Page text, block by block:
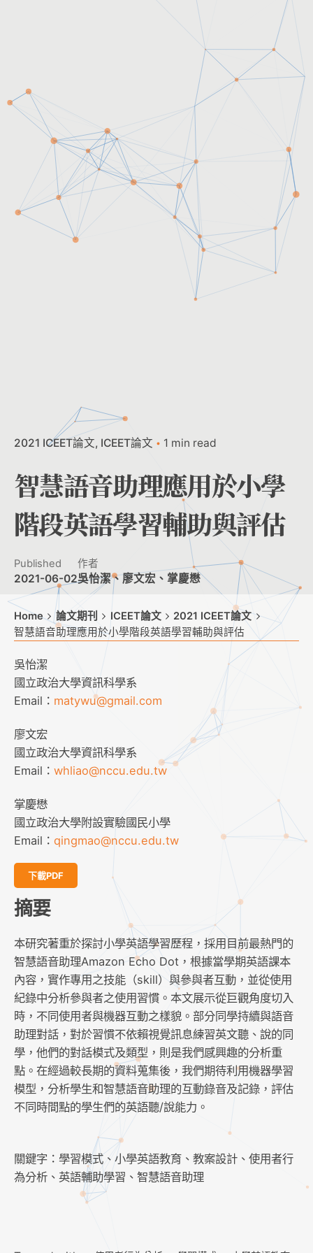
2021 ICEET論文 ICEET論文 1 min read
智慧語音助理應用於小學
階段英語學習輔助與評估
Published
2021-06-02
作者
吳怡潔、廖文宏、掌慶懋
Home 論文期刊 ICEET論文
2021 ICEET論文
智慧語音助理應用於小學階段英語學習輔助與評估
吳怡潔
國立政治大學資訊科學系
Email： matywu@gmail.com
廖文宏
國立政治大學資訊科學系
Email： whliao@nccu.edu.tw
掌慶懋
國立政治大學附設實驗國民小學
Email： qingmao@nccu.edu.tw
下載PDF
摘要
本研究著重於探討小學英語學習歷程，採用目前最熱門的
智慧語音助理Amazon Echo Dot，根據當學期英語課本
內容，實作專用之技能（skill）與參與者互動，並從使用
紀錄中分析參與者之使用習慣。本文展示從巨觀角度切入
時，不同使用者與機器互動之樣貌。部分同學持續與語音
助理對話，對於習慣不依賴視覺訊息練習英文聽、說的同
學，他們的對話模式及類型，則是我們感興趣的分析重
點。在經過較長期的資料蒐集後，我們期待利用機器學習
模型，分析學生和智慧語音助理的互動錄音及記錄，評估
不同時間點的學生們的英語聽/說能力。
關鍵字：學習模式、小學英語教育、教案設計、使用者行
為分析、英語輔助學習、智慧語音助理